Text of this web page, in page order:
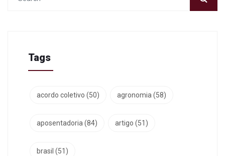
Tags
acordo coletivo (50) agronomia(58)
aposentadoria(84) artigo (51)
brasil (51)